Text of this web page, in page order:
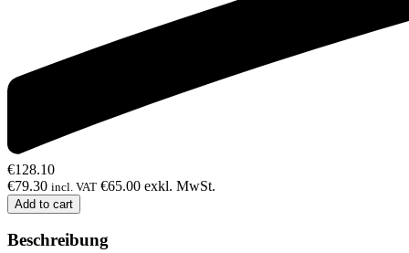
€128.10
€79.30 incl. VAT €65.00 exkl. MwSt.
Add to cart
Beschreibung